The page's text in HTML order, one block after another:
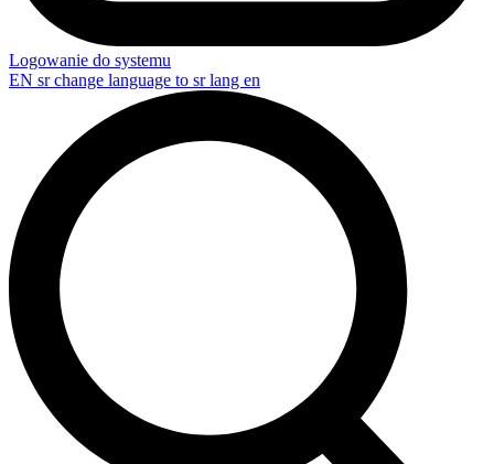
Logowanie do systemu
EN sr change language to sr lang en